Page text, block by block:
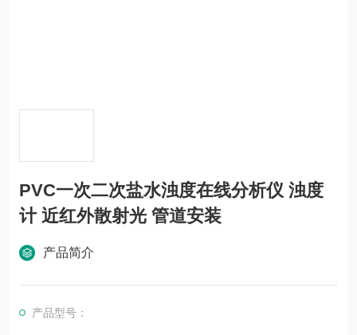
PVC一次二次盐水浊度在线分析仪 浊度
计 近红外散射光 管道安装
产品简介
产品型号：